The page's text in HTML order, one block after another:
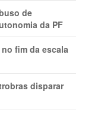
de
da PF
fim da escala
disparar